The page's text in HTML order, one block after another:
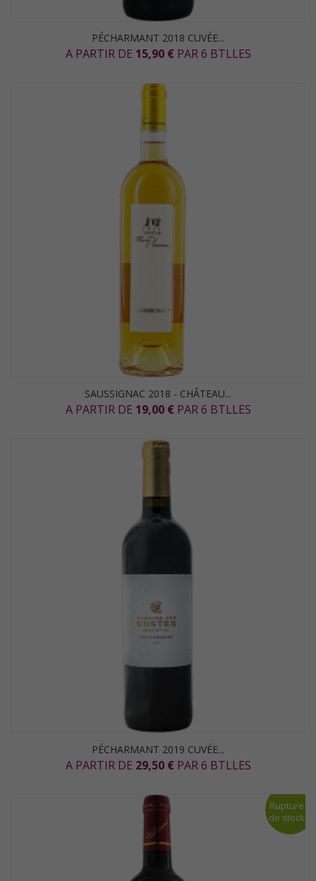
PÉCHARMANT 2018 CUVÉE...
A PARTIR DE 15,90 € PAR 6 BTLLES
SAUSSIGNAC 2018 - CHÂTEAU...
A PARTIR DE 19,00 € PAR 6 BTLLES
PÉCHARMANT 2019 CUVÉE...
A PARTIR DE 29,50 € PAR 6 BTLLES
Rupture
de stock